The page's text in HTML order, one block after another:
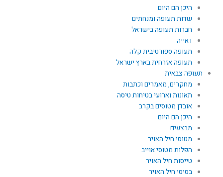
היכן הם היום
שדות תעופה ומנחתים
חברות תעופה בישראל
דאייה
תעופה ספורטיבית קלה
תעופה אזרחית בארץ ישראל
תעופה צבאית
מחקרים, מאמרים וכתבות
תאונות וארועי בטיחות טיסה
אובדן מטוסים בקרב
היכן הם היום
מבצעים
מטוסי חיל האויר
הפלות מטוסי אוייב
טייסות חיל האויר
בסיסי חיל האויר